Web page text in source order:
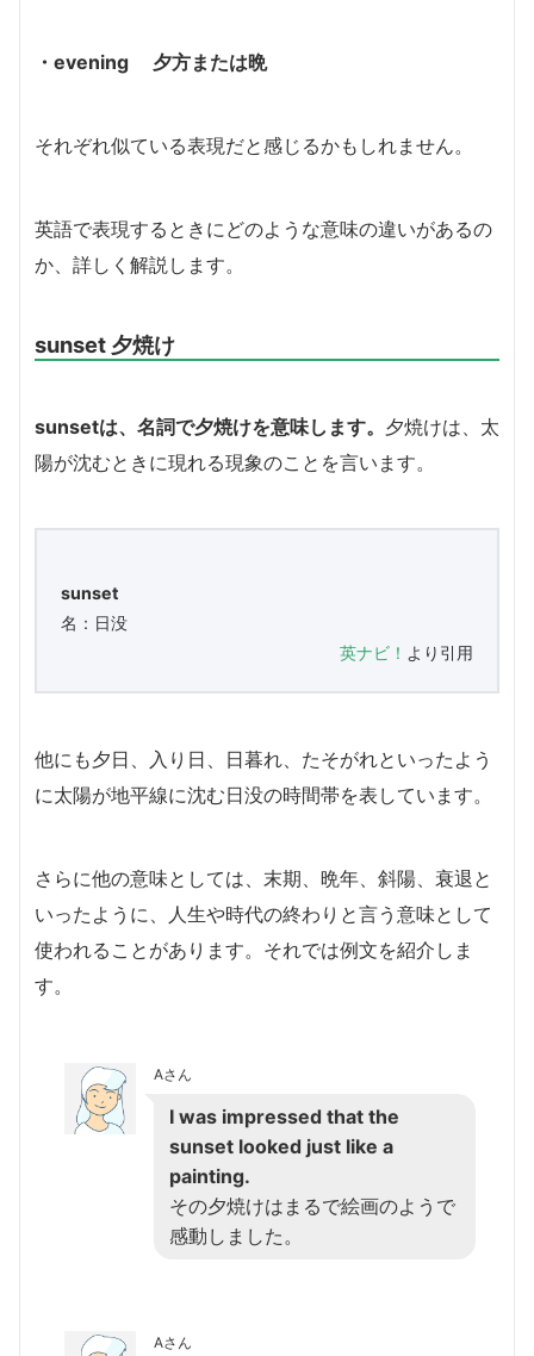
・evening 夕方または晩
それぞれ似ている表現だと感じるかもしれません。
英語で表現するときにどのような意味の違いがあるの
か、詳しく解説します。
sunset 夕焼け
sunsetは、名詞で夕焼けを意味します。 夕焼けは、太
陽が沈むときに現れる現象のことを言います。
sunset
名：日没
英ナビ！ より引用
他にも夕日、入り日、日暮れ、たそがれといったよう
に太陽が地平線に沈む日没の時間帯を表しています。
さらに他の意味としては、末期、晩年、斜陽、衰退と
いったように、人生や時代の終わりと言う意味として
使われることがあります。それでは例文を紹介しま
す。
Aさん
I was impressed that the
sunset looked just like a
painting.
その夕焼けはまるで絵画のようで
感動しました。
Aさん